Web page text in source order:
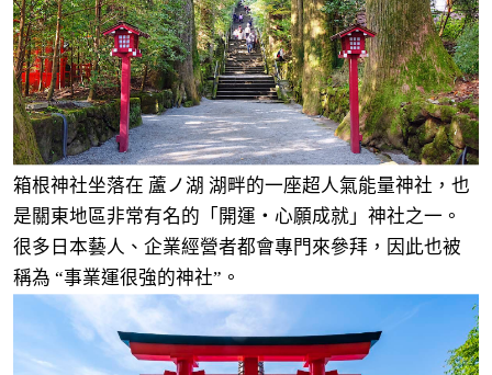
箱根神社坐落在 蘆ノ湖 湖畔的一座超人氣能量神社，也
是關東地區非常有名的「開運・心願成就」神社之一。
很多日本藝人、企業經營者都會專門來參拜，因此也被
稱為 “事業運很強的神社”。